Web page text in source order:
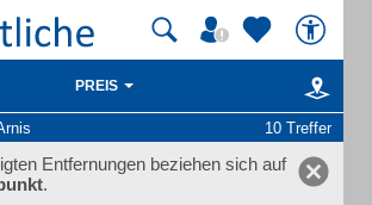
PREIS
10 Treffer
Entfernungen beziehen sich auf
.